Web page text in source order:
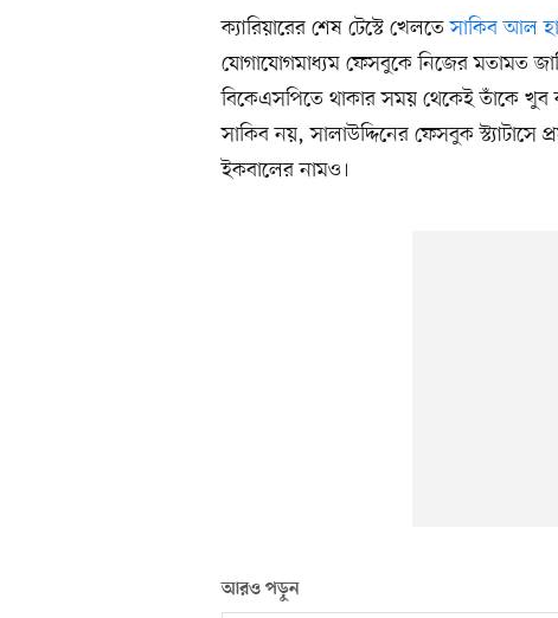
ক্যারিয়ারের শেষ টেস্টে খেলতেসাকিব আল
যোগাযোগমাধ্যম ফেসবুকে নিজের মতামত
বিকেএসপিতে থাকার সময় থেকেই তাঁকে
সাকিব নয়, সালাউদ্দিনের ফেসবুক স্ট্যাটাসে
ইকবালের নামও।
আরও পড়ুন